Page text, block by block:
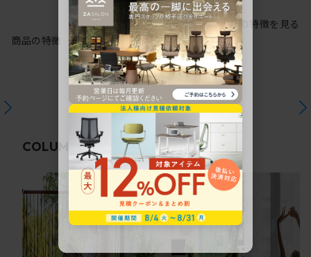
商品の特徴
シリーズの特徴を見る
COLUMN 関連コラム